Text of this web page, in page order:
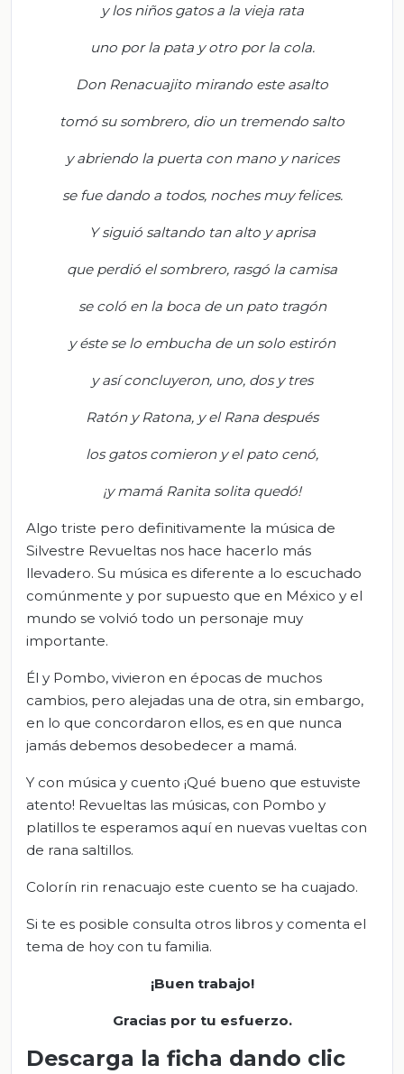
ylos niños gatos a la vieja rata
uno por la pata y otro por la cola.
Don Renacuajito mirando este asalto
tomó su sombrero, dio un tremendo salto
yabriendo la puerta con mano y narices
se fue dando a todos,noches muy felices.
Y siguió saltando tan alto y aprisa
que perdió el sombrero, rasgó la camisa
se coló en la boca de un pato tragón
y éste se lo embucha de un solo estirón
yasí concluyeron, uno, dos y tres
Ratón y Ratona, y el Rana después
los gatos comieron y el pato cenó,
¡y mamá Ranita solita quedó!
Algo triste pero definitivamente la música de
Silvestre Revueltas nos hace hacerlo más
llevadero. Su música es diferente a lo escuchado
comúnmente y por supuesto que en México y el
mundo se volvió todo un personaje muy
importante.
Él y Pombo, vivieron en épocas de muchos
cambios, pero alejadas una de otra, sin embargo,
en lo que concordaron ellos, es en que nunca
jamás debemos desobedecer a mamá.
Y con música y cuento ¡Qué bueno que estuviste
atento! Revueltas las músicas, con Pombo y
platillos te esperamos aquí en nuevas vueltas con
de rana saltillos.
Colorín rin renacuajo este cuento se ha cuajado.
Si te es posible consulta otros libros y comenta el
tema de hoy con tu familia.
¡Buen trabajo!
Gracias por tu esfuerzo.
Descarga la ficha dando clic